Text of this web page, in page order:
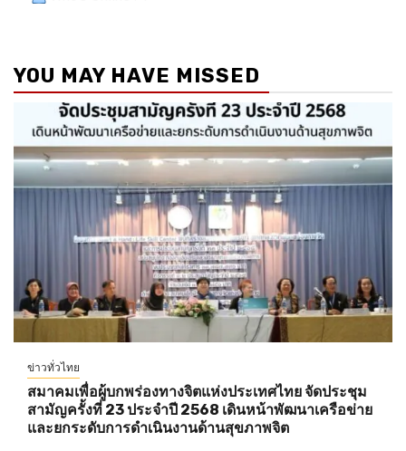
YOU MAY HAVE MISSED
ข่าวทั่วไทย
สมาคมเพื่อผู้บกพร่องทางจิตแห่งประเทศไทย จัดประชุม
สามัญครั้งที่ 23 ประจำปี 2568 เดินหน้าพัฒนาเครือข่าย
และยกระดับการดำเนินงานด้านสุขภาพจิต